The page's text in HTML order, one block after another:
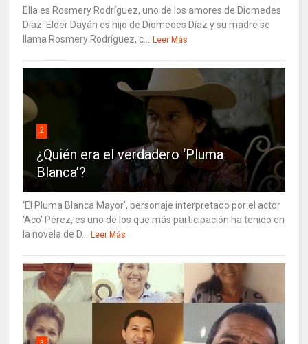
Ella es Rosmery Rodríguez, uno de los amores de Diomedes
Díaz. Elder Dayán es hijo de Diomedes Díaz y su madre se
llama Rosmery Rodríguez, c...
Leer Más
2
¿Quién era el verdadero ‘Pluma
Blanca’?
‘El Pluma Blanca Mayor’, personaje interpretado por el actor
‘Aco’ Pérez, es uno de los que más participación ha tenido en
la novela de D...
Leer Más